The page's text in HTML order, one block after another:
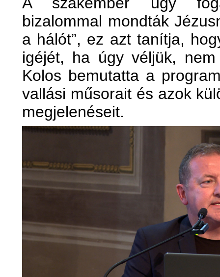
bizalommal mondták
a hálót”, ez azt tanítja,
igéjét, ha úgy véljük,
Kolos bemutatta a
vallási műsorait és azok
megjelenéseit.